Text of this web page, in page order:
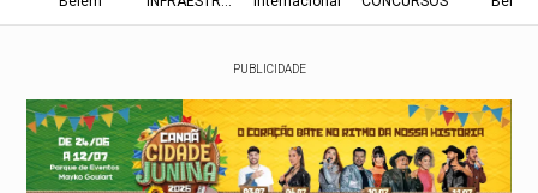
PUBLICIDADE